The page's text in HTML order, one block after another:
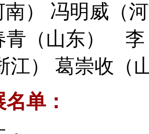
南） 冯明威（
山东） 李
江） 葛崇收（
名单：